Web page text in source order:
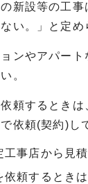
新設等の工
い。」と定
ンやアパート
。
頼するときは
依頼(契約)し
工事店から見
依頼するとき